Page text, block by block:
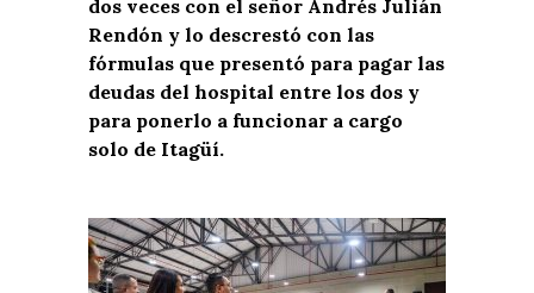
dos veces con el señor Andrés Julián
Rendón y lo descrestó con las
fórmulas que presentó para pagar las
deudas del hospital entre los dos y
para ponerlo a funcionar a cargo
solo de Itagüí.